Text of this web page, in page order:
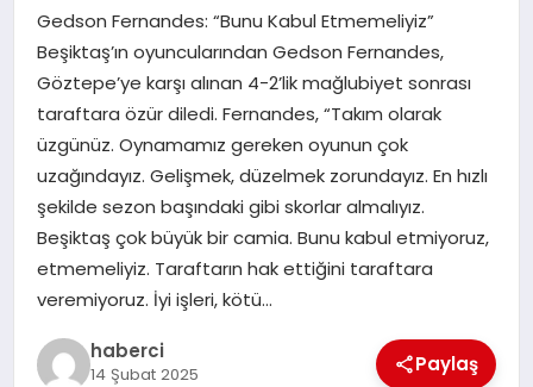
YAŞAM
Gedson Fernandes: “Bunu Kabul Etmemeliyiz”
Beşiktaş’ın oyuncularından Gedson Fernandes,
Göztepe’ye karşı alınan 4-2’lik mağlubiyet sonrası
taraftara özür diledi. Fernandes, “Takım olarak
üzgünüz. Oynamamız gereken oyunun çok
uzağındayız. Gelişmek, düzelmek zorundayız. En hızlı
şekilde sezon başındaki gibi skorlar almalıyız.
Beşiktaş çok büyük bir camia. Bunu kabul etmiyoruz,
etmemeliyiz. Taraftarın hak ettiğini taraftara
veremiyoruz. İyi işleri, kötü…
haberci
14 Şubat 2025 Paylaş